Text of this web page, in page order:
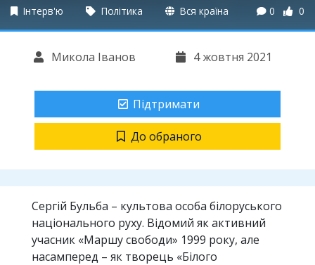
Інтерв'ю Політика Вся країна 0 0
Микола Іванов 4 жовтня 2021
Підтримати
До обраного
Сергій Бульба – культова особа білоруського
національного руху. Відомий як активний
учасник «Маршу свободи» 1999 року, але
насамперед – як творець «Білого